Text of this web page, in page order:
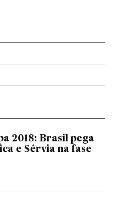
Facebook
2018: Brasil pega
e Sérvia na fase